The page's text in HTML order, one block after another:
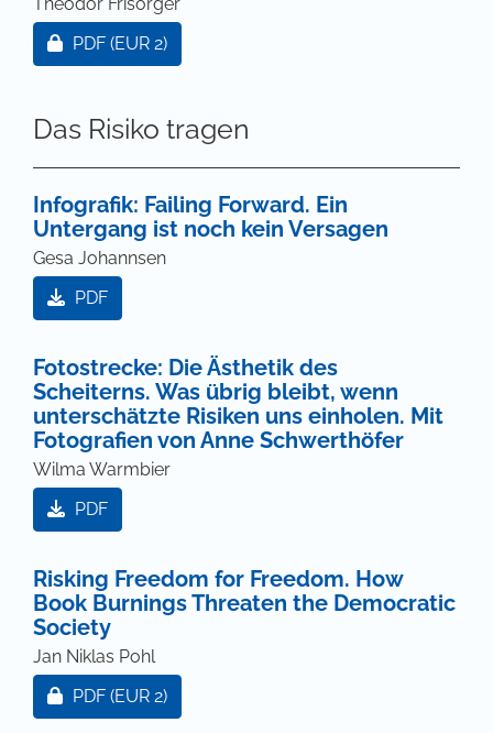
Theodor Frisorger
Zugang für Abonnent/innen oder durch Zahlung
PDF (EUR 2)
Das Risiko tragen
Infografik: Failing Forward. Ein
Untergang ist noch kein Versagen
Gesa Johannsen
PDF
Fotostrecke: Die Ästhetik des
Scheiterns. Was übrig bleibt, wenn
unterschätzte Risiken uns einholen. Mit
Fotografien von Anne Schwerthöfer
Wilma Warmbier
PDF
Risking Freedom for Freedom. How
Book Burnings Threaten the Democratic
Society
Jan Niklas Pohl
Zugang für Abonnent/innen oder durch Zahlung
PDF (EUR 2)